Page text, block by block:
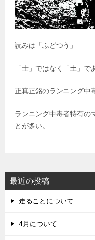
読みは「ふどつう」
「士」ではなく「土」で
正真正銘のランニング中
ランニング中毒者特有の
とが多い。
最近の投稿
走ることについて
4月について